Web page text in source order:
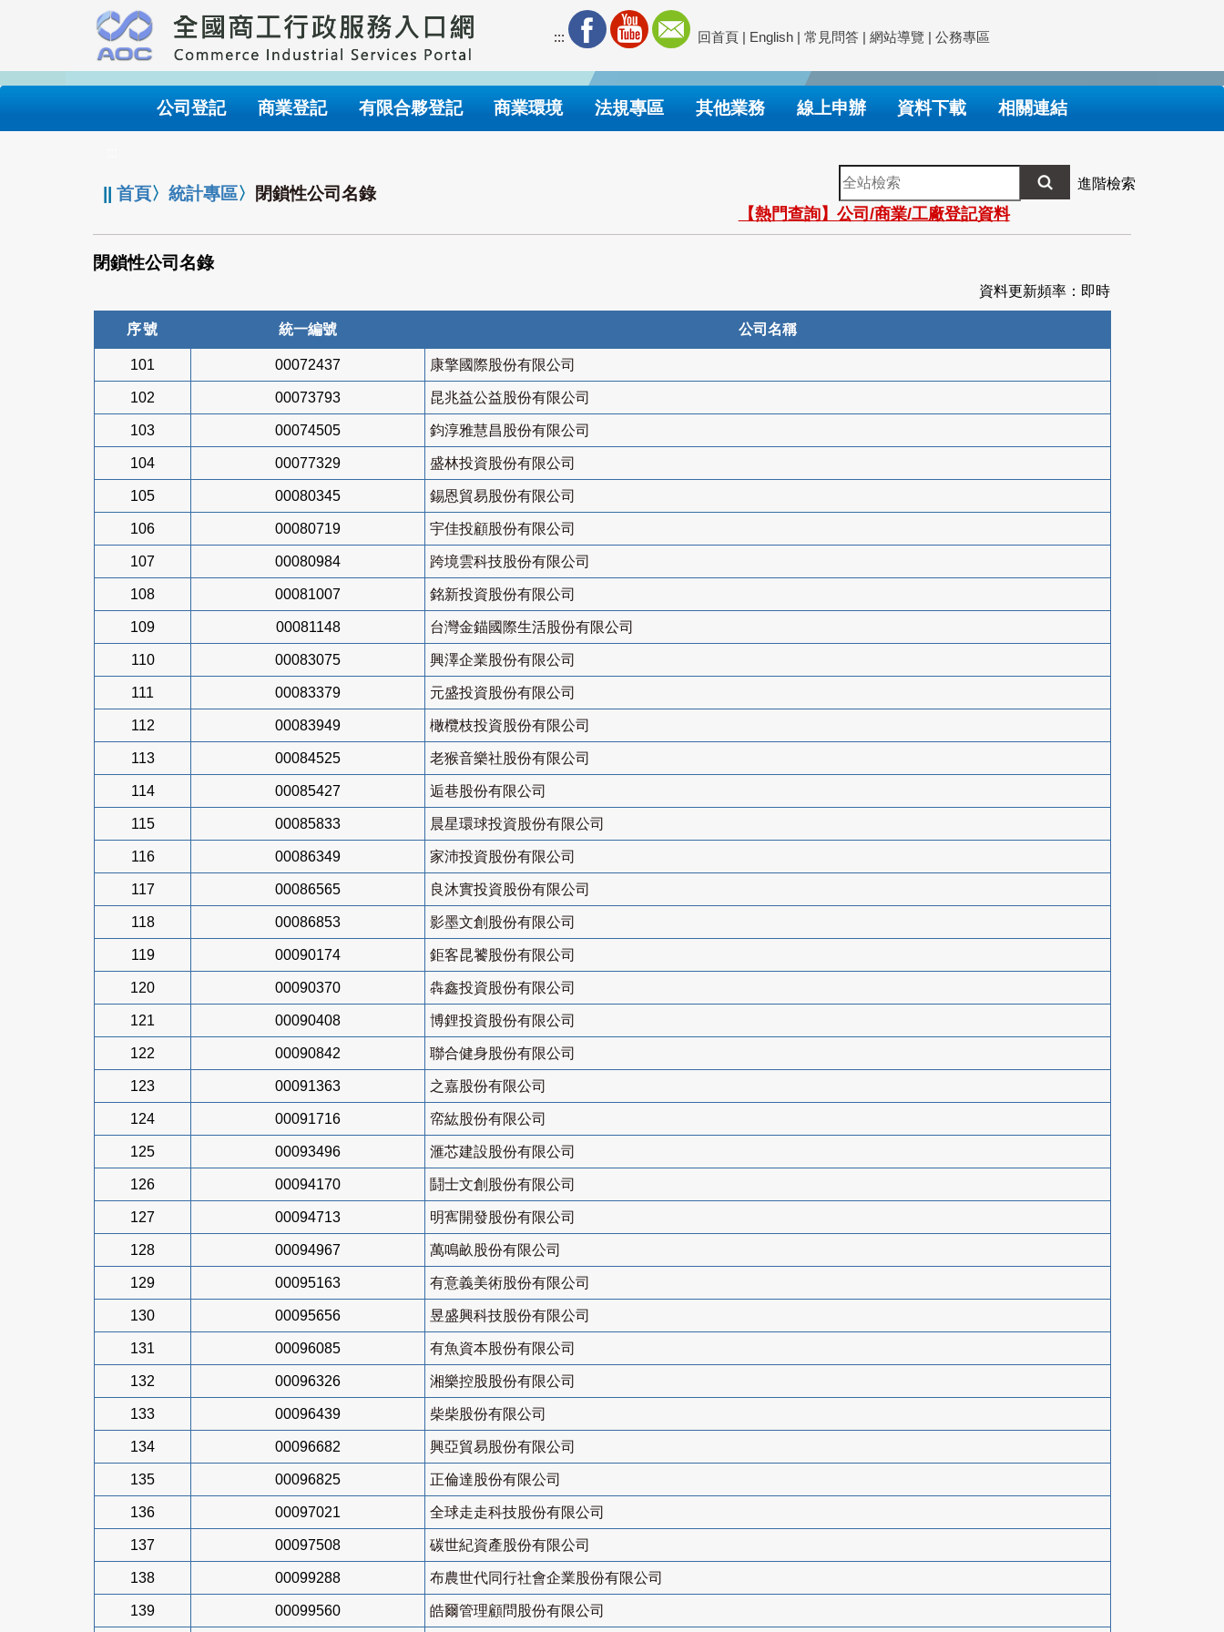
要
內
::: 回首頁 | English | 常見問答 | 網站導覽 | 公務專區
公司登記 商業登記 有限合夥登記 商業環境 法規專區 其他業務 線上申辦 資料下載 相關連結
||首頁〉統計專區〉 閉鎖性公司名錄
全
站
檢
索
進階檢索
【熱門查詢】公司/商業/工廠登記資料
閉鎖性公司名錄
資料更新頻率：即時
序號 統一編號 公司名稱
101 00072437 康擎國際股份有限公司
102 00073793 昆兆益公益股份有限公司
103 00074505 鈞淳雅慧昌股份有限公司
104 00077329 盛林投資股份有限公司
105 00080345 錫恩貿易股份有限公司
106 00080719 宇佳投顧股份有限公司
107 00080984 跨境雲科技股份有限公司
108 00081007 銘新投資股份有限公司
109 00081148 台灣金錨國際生活股份有限公司
110 00083075 興澤企業股份有限公司
111 00083379 元盛投資股份有限公司
112 00083949 橄欖枝投資股份有限公司
113 00084525 老猴音樂社股份有限公司
114 00085427 逅巷股份有限公司
115 00085833 晨星環球投資股份有限公司
116 00086349 家沛投資股份有限公司
117 00086565 良沐實投資股份有限公司
118 00086853 影墨文創股份有限公司
119 00090174 鉅客昆饕股份有限公司
120 00090370 犇鑫投資股份有限公司
121 00090408 博鋰投資股份有限公司
122 00090842 聯合健身股份有限公司
123 00091363 之嘉股份有限公司
124 00091716 帟紘股份有限公司
125 00093496 滙芯建設股份有限公司
126 00094170 鬪士文創股份有限公司
127 00094713 明寯開發股份有限公司
128 00094967 萬鳴畝股份有限公司
129 00095163 有意義美術股份有限公司
130 00095656 昱盛興科技股份有限公司
131 00096085 有魚資本股份有限公司
132 00096326 湘樂控股股份有限公司
133 00096439 柴柴股份有限公司
134 00096682 興亞貿易股份有限公司
135 00096825 正倫達股份有限公司
136 00097021 全球走走科技股份有限公司
137 00097508 碳世紀資產股份有限公司
138 00099288 布農世代同行社會企業股份有限公司
139 00099560 皓爾管理顧問股份有限公司